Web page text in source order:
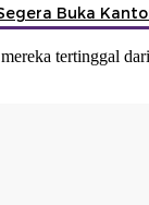
Buka
tertinggal